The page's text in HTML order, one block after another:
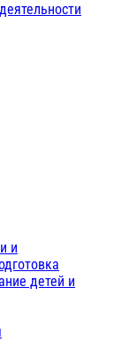
и
детей и